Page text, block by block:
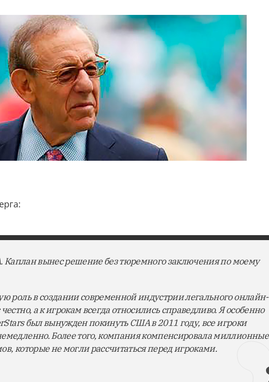
Каплан вынес решение без тюремного заключения по моему
роль в создании современной индустрии легального онлайн-
а к игрокам всегда относились справедливо. Я особенно
был вынужден покинуть США в 2011 году, все игроки
Более того, компания компенсировала миллионные
которые не могли рассчитаться перед игроками.